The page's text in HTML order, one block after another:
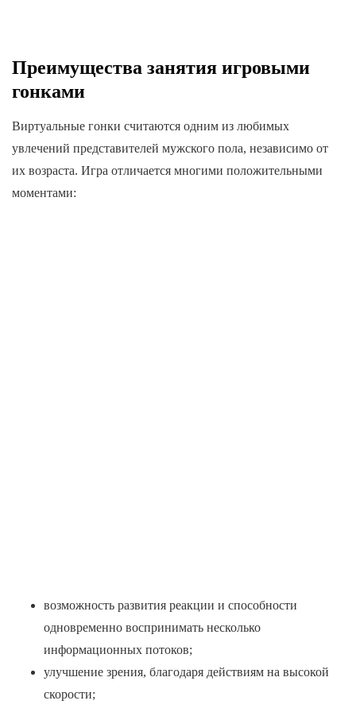
Преимущества занятия игровыми
гонками
Виртуальные гонки считаются одним из любимых
увлечений представителей мужского пола, независимо от
их возраста. Игра отличается многими положительными
моментами:
возможность развития реакции и способности
одновременно воспринимать несколько
информационных потоков;
улучшение зрения, благодаря действиям на высокой
скорости;